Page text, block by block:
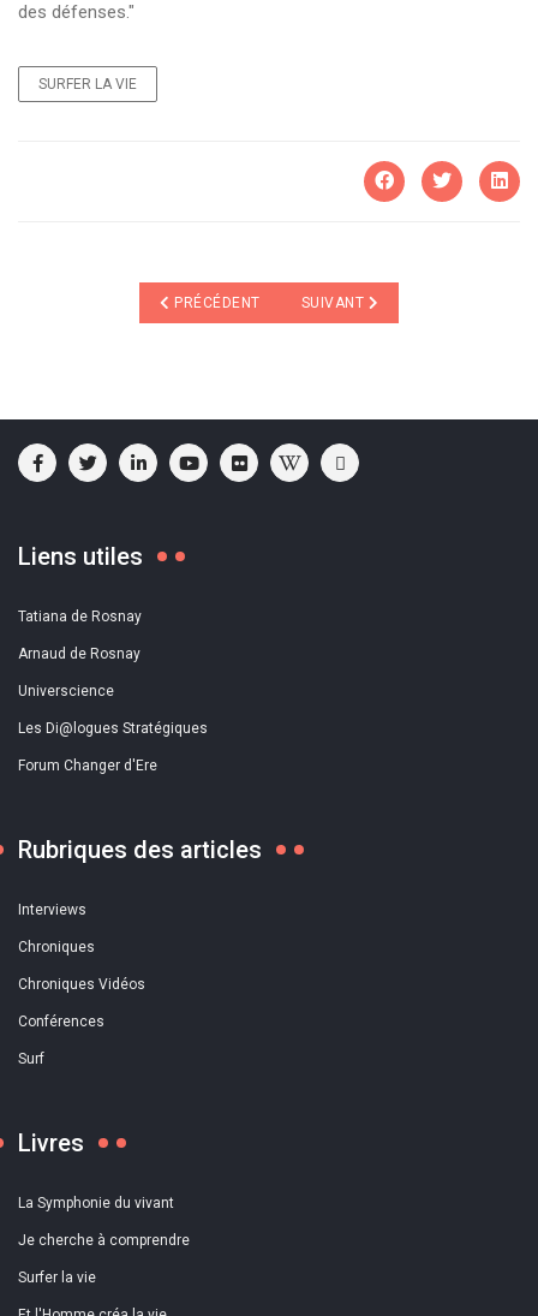
des défenses."
SURFER LA VIE
ARTICLE PRÉCÉDENT : CES 2016 : QUELLES SONT
PRÉCÉDENT ARTICLE SUIVANT :
SUIVANT
Liens utiles
Tatiana de Rosnay
Arnaud de Rosnay
Universcience
Les Di@logues Stratégiques
Forum Changer d'Ere
Rubriques des articles
Interviews
Chroniques
Chroniques Vidéos
Conférences
Surf
Livres
La Symphonie du vivant
Je cherche à comprendre
Surfer la vie